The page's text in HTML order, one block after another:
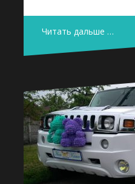
Читать дальше …